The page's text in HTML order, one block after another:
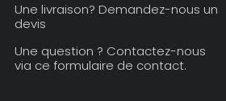
Une livraison? Demandez-nous un
devis
Une question ? Contactez-nous
via ce formulaire de contact.